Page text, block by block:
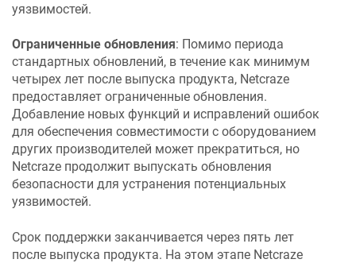
уязвимостей.
Ограниченные обновления: Помимо периода
стандартных обновлений, в течение как минимум
четырех лет после выпуска продукта, Netcraze
предоставляет ограниченные обновления.
Добавление новых функций и исправлений ошибок
для обеспечения совместимости с оборудованием
других производителей может прекратиться, но
Netcraze продолжит выпускать обновления
безопасности для устранения потенциальных
уязвимостей.
Срок поддержки заканчивается через пять лет
после выпуска продукта. На этом этапе Netcraze